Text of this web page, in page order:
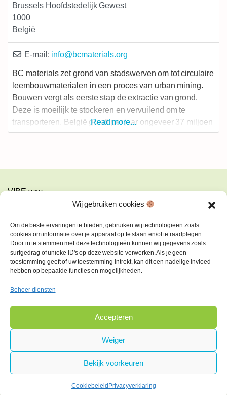
Wij gebruiken cookies
Om de beste ervaringen te bieden, gebruiken wij technologieën zoals
cookies om informatie over je apparaat op te slaan en/of te raadplegen.
Door in te stemmen met deze technologieën kunnen wij gegevens zoals
surfgedrag of unieke ID's op deze website verwerken. Als je geen
toestemming geeft of uw toestemming intrekt, kan dit een nadelige invloed
hebben op bepaalde functies en mogelijkheden.
Beheer diensten
Accepteren
Weiger
Bekijk voorkeuren
Cookiebeleid Privacyverklaring
Brussels Hoofdstedelijk Gewest
1000
België
E-mail: info@bcmaterials.org
BC materials zet grond van stadswerven om tot circulaire
leembouwmaterialen in een proces van urban mining.
Bouwen vergt als eerste stap de extractie van grond.
Deze is moeilijk te stockeren en vervuilend om te
transporteren. België graaft per jaar ongeveer 37 miljoen
ton uit werven en 70% hiervan wordt als afval
Read more...
VIBE vzw
Turnhoutsebaan 139a
info@vibe.be
Copyright © 2026
Algemene voorwaarden